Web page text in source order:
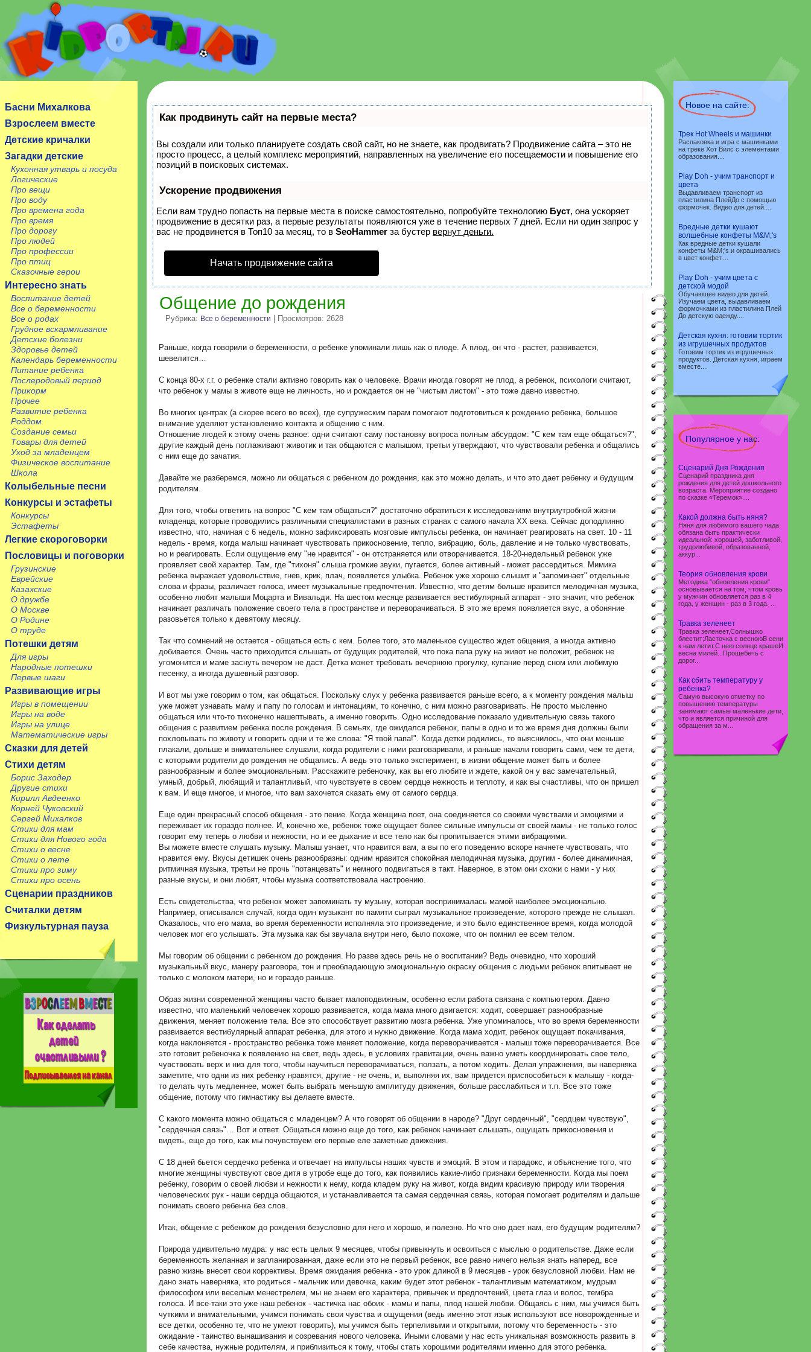
Сайт посвящен детям, их родителям, учителям и
Басни Михалкова
Взрослеем вместе
Детские кричалки
Загадки детские
Кухонная утварь и посуда
Логические
Про вещи
Про воду
Про времена года
Про время
Про дорогу
Про людей
Про профессии
Про птиц
Сказочные герои
Интересно знать
Воспитание детей
Все о беременности
Все о родах
Грудное вскармливание
Детские болезни
Здоровье детей
Календарь беременности
Питание ребенка
Послеродовый период
Прикорм
Прочее
Развитие ребенка
Роддом
Создание семьи
Товары для детей
Уход за младенцем
Физическое воспитание
Школа
Колыбельные песни
Конкурсы и эстафеты
Конкурсы
Эстафеты
Легкие скороговорки
Пословицы и поговорки
Грузинские
Еврейские
Казахские
О дружбе
О Москве
О Родине
О труде
Потешки детям
Для игры
Народные потешки
Первые шаги
Развивающие игры
Игры в помещении
Игры на воде
Игры на улице
Математические игры
Сказки для детей
Стихи детям
Борис Заходер
Другие стихи
Кирилл Авдеенко
Корней Чуковский
Сергей Михалков
Стихи для мам
Стихи для Нового года
Стихи о весне
Стихи о лете
Стихи про зиму
Стихи про осень
Сценарии праздников
Считалки детям
Физкультурная пауза
Как продвинуть сайт на первые места?
Вы создали или только планируете создать свой сайт, но не знаете, как продвигать? Продвижение сайта – это не
просто процесс, а целый комплекс мероприятий, направленных на увеличение его посещаемости и повышение его
позиций в поисковых системах.
Ускорение продвижения
Если вам трудно попасть на первые места в поиске самостоятельно, попробуйте технологию Буст, она ускоряет
продвижение в десятки раз, а первые результаты появляются уже в течение первых 7 дней. Если ни один запрос у
вас не продвинется в Топ10 за месяц, то в SeoHammer за бустер вернут деньги.
Начать продвижение сайта
Общение до рождения
Рубрика: Все о беременности | Просмотров: 2628
Раньше, когда говорили о беременности, о ребенке упоминали лишь как о плоде. А плод, он что - растет, развивается,
шевелится…
С конца 80-х г.г. о ребенке стали активно говорить как о человеке. Врачи иногда говорят не плод, а ребенок, психологи считают,
что ребенок у мамы в животе еще не личность, но и рождается он не "чистым листом" - это тоже давно известно.
Во многих центрах (а скорее всего во всех), где супружеским парам помогают подготовиться к рождению ребенка, большое
внимание уделяют установлению контакта и общению с ним.
Отношение людей к этому очень разное: одни считают саму постановку вопроса полным абсурдом: "С кем там еще общаться?",
другие каждый день поглаживают животик и так общаются с малышом, третьи утверждают, что чувствовали ребенка и общались
с ним еще до зачатия.
Давайте же разберемся, можно ли общаться с ребенком до рождения, как это можно делать, и что это дает ребенку и будущим
родителям.
Для того, чтобы ответить на вопрос "С кем там общаться?" достаточно обратиться к исследованиям внутриутробной жизни
младенца, которые проводились различными специалистами в разных странах с самого начала ХХ века. Сейчас доподлинно
известно, что, начиная с 6 недель, можно зафиксировать мозговые импульсы ребенка, он начинает реагировать на свет. 10 - 11
недель - время, когда малыш начинает чувствовать прикосновение, тепло, вибрацию, боль, давление и не только чувствовать,
но и реагировать. Если ощущение ему "не нравится" - он отстраняется или отворачивается. 18-20-недельный ребенок уже
проявляет свой характер. Там, где "тихоня" слыша громкие звуки, пугается, более активный - может рассердиться. Мимика
ребенка выражает удовольствие, гнев, крик, плач, появляется улыбка. Ребенок уже хорошо слышит и "запоминает" отдельные
слова и фразы, различает голоса, имеет музыкальные предпочтения. Известно, что детям больше нравится мелодичная музыка,
особенно любят малыши Моцарта и Вивальди. На шестом месяце развивается вестибулярный аппарат - это значит, что ребенок
начинает различать положение своего тела в пространстве и переворачиваться. В это же время появляется вкус, а обоняние
разовьется только к девятому месяцу.
Так что сомнений не остается - общаться есть с кем. Более того, это маленькое существо ждет общения, а иногда активно
добивается. Очень часто приходится слышать от будущих родителей, что пока папа руку на живот не положит, ребенок не
угомонится и маме заснуть вечером не даст. Детка может требовать вечернюю прогулку, купание перед сном или любимую
песенку, а иногда душевный разговор.
И вот мы уже говорим о том, как общаться. Поскольку слух у ребенка развивается раньше всего, а к моменту рождения малыш
уже может узнавать маму и папу по голосам и интонациям, то конечно, с ним можно разговаривать. Не просто мысленно
общаться или что-то тихонечко нашептывать, а именно говорить. Одно исследование показало удивительную связь такого
общения с развитием ребенка после рождения. В семьях, где ожидался ребенок, папы в одно и то же время дня должны были
похлопывать по животу и говорить одни и те же слова: "Я твой папа!". Когда детки родились, то выяснилось, что они меньше
плакали, дольше и внимательнее слушали, когда родители с ними разговаривали, и раньше начали говорить сами, чем те дети,
с которыми родители до рождения не общались. А ведь это только эксперимент, в жизни общение может быть и более
разнообразным и более эмоциональным. Расскажите ребеночку, как вы его любите и ждете, какой он у вас замечательный,
умный, добрый, любящий и талантливый, что чувствуете в своем сердце нежность и теплоту, и как вы счастливы, что он пришел
к вам. И еще многое, и многое, что вам захочется сказать ему от самого сердца.
Еще один прекрасный способ общения - это пение. Когда женщина поет, она соединяется со своими чувствами и эмоциями и
переживает их гораздо полнее. И, конечно же, ребенок тоже ощущает более сильные импульсы от своей мамы - не только голос
говорит ему теперь о любви и нежности, но и ее дыхание и все тело как бы пропитывается этими вибрациями.
Вы можете вместе слушать музыку. Малыш узнает, что нравится вам, а вы по его поведению вскоре начнете чувствовать, что
нравится ему. Вкусы детишек очень разнообразны: одним нравится спокойная мелодичная музыка, другим - более динамичная,
ритмичная музыка, третьи не прочь "потанцевать" и немного подвигаться в такт. Наверное, в этом они схожи с нами - у них
разные вкусы, и они любят, чтобы музыка соответствовала настроению.
Есть свидетельства, что ребенок может запоминать ту музыку, которая воспринималась мамой наиболее эмоционально.
Например, описывался случай, когда один музыкант по памяти сыграл музыкальное произведение, которого прежде не слышал.
Оказалось, что его мама, во время беременности исполняла это произведение, и это было единственное время, когда молодой
человек мог его услышать. Эта музыка как бы звучала внутри него, было похоже, что он помнил ее всем телом.
Мы говорим об общении с ребенком до рождения. Но разве здесь речь не о воспитании? Ведь очевидно, что хороший
музыкальный вкус, манеру разговора, тон и преобладающую эмоциональную окраску общения с людьми ребенок впитывает не
только с молоком матери, но и гораздо раньше.
Образ жизни современной женщины часто бывает малоподвижным, особенно если работа связана с компьютером. Давно
известно, что маленький человечек хорошо развивается, когда мама много двигается: ходит, совершает разнообразные
движения, меняет положение тела. Все это способствует развитию мозга ребенка. Уже упоминалось, что во время беременности
развивается вестибулярный аппарат ребенка, для этого и нужно движение. Когда мама ходит, ребенок ощущает покачивания,
когда наклоняется - пространство ребенка тоже меняет положение, когда переворачивается - малыш тоже переворачивается. Все
это готовит ребеночка к появлению на свет, ведь здесь, в условиях гравитации, очень важно уметь координировать свое тело,
чувствовать верх и низ для того, чтобы научиться переворачиваться, ползать, а потом ходить. Делая упражнения, вы наверняка
заметите, что одни из них ребенку нравятся, другие - не очень, и, выполняя их, вам придется приспособиться к малышу - когда-
то делать чуть медленнее, может быть выбрать меньшую амплитуду движения, больше расслабиться и т.п. Все это тоже
общение, потому что гимнастику вы делаете вместе.
С какого момента можно общаться с младенцем? А что говорят об общении в народе? "Друг сердечный", "сердцем чувствую",
"сердечная связь"… Вот и ответ. Общаться можно еще до того, как ребенок начинает слышать, ощущать прикосновения и
видеть, еще до того, как мы почувствуем его первые еле заметные движения.
С 18 дней бьется сердечко ребенка и отвечает на импульсы наших чувств и эмоций. В этом и парадокс, и объяснение того, что
многие женщины чувствуют свое дитя в утробе еще до того, как появились какие-либо признаки беременности. Когда мы поем
ребенку, говорим о своей любви и нежности к нему, когда кладем руку на живот, когда видим красивую природу или творения
человеческих рук - наши сердца общаются, и устанавливается та самая сердечная связь, которая помогает родителям и дальше
понимать своего ребенка без слов.
Итак, общение с ребенком до рождения безусловно для него и хорошо, и полезно. Но что оно дает нам, его будущим родителям?
Природа удивительно мудра: у нас есть целых 9 месяцев, чтобы привыкнуть и освоиться с мыслью о родительстве. Даже если
беременность желанная и запланированная, даже если это не первый ребенок, все равно ничего нельзя знать наперед, все
равно жизнь внесет свои коррективы. Время ожидания ребенка - это урок длиной в 9 месяцев - урок безусловной любви. Нам не
дано знать наверняка, кто родиться - мальчик или девочка, каким будет этот ребенок - талантливым математиком, мудрым
философом или веселым менестрелем, мы не знаем его характера, привычек и предпочтений, цвета глаз и волос, тембра
голоса. И все-таки это уже наш ребенок - частичка нас обоих - мамы и папы, плод нашей любви. Общаясь с ним, мы учимся быть
чуткими и внимательными, учимся понимать свои чувства и ощущения (ведь именно этот язык используют все новорожденные и
все детки, особенно те, что не умеют говорить), мы учимся быть терпеливыми и открытыми, потому что беременность - это
ожидание - таинство вынашивания и созревания нового человека. Иными словами у нас есть уникальная возможность развить в
себе качества, нужные родителям, и приблизиться к тому, чтобы стать хорошими родителями именно для этого ребенка.
Новое на сайте:
Трек Hot Wheels и машинки
Распаковка и игра с машинками
на треке Хот Вилс с элементами
образования....
Play Doh - учим транспорт и
цвета
Выдавливаем транспорт из
пластилина ПлейДо с помощью
формочек. Видео для детей....
Вредные детки кушают
волшебные конфеты M&M;'s
Как вредные детки кушали
конфеты M&M;'s и окрашивались
в цвет конфет....
Play Doh - учим цвета с
детской модой
Обучающее видео для детей.
Изучаем цвета, выдавливаем
формочками из пластилина Плей
До детскую одежду....
Детская кухня: готовим тортик
из игрушечных продуктов
Готовим тортик из игрушечных
продуктов. Детская кухня, играем
вместе....
Популярное у нас:
Сценарий Дня Рождения
Сценарий праздника дня
рождения для детей дошкольного
возраста. Мероприятие создано
по сказке «Теремок»....
Какой должна быть няня?
Няня для любимого вашего чада
обязана быть практически
идеальной: хорошей, заботливой,
трудолюбивой, образованной,
аккур...
Теория обновления крови
Методика "обновления крови"
основывается на том, чтом кровь
у мужчин обновляется раз в 4
года, у женщин - раз в 3 года. ...
Травка зеленеет
Травка зеленеет,Солнышко
блестит;Ласточка с весноюВ сени
к нам летит.С нею солнце крашеИ
весна милей...Прощебечь с
дорог...
Как сбить температуру у
ребенка?
Самую высокую отметку по
повышению температуры
занимают самые маленькие дети,
что и является причиной для
обращения за м...